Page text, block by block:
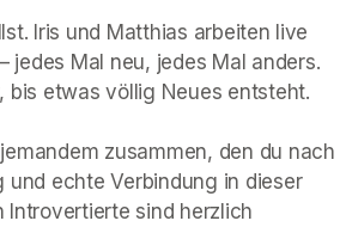
Iris und Matthias arbeiten live
jedes Mal neu, jedes Mal anders.
bis etwas völlig Neues entsteht.
zusammen, den du nach
und echte Verbindung in dieser
sind herzlich